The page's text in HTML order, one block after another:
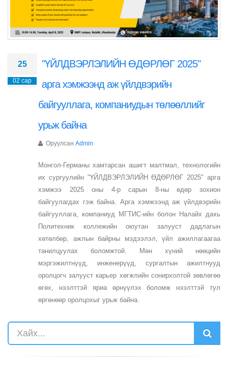
25
02 сар
"ҮЙЛДВЭРЛЭЛИЙН ӨДӨРЛӨГ 2025"
арга хэмжээнд аж үйлдвэрийн
байгууллага, компаниудын төлөөллийг
урьж байна
Оруулсан Admin
Монгол-Германы хамтарсан ашигт малтмал, технологийн
их сургуулийн "ҮЙЛДВЭРЛЭЛИЙН ӨДӨРЛӨГ 2025" арга
хэмжээ 2025 оны 4-р сарын 8-ны өдөр зохион
байгуулагдах гэж байна. Арга хэмжээнд аж үйлдвэрийн
байгууллага, компаниуд МГТИС-ийн болон Налайх дахь
Политехник коллежийн оюутан залууст дадлагын
хөтөлбөр, ажлын байрны мэдээлэл, үйл ажиллагаагаа
танилцуулах боломжтой. Мөн хүний нөөцийн
мэргэжилтнүүд, инженерүүд, сургалтын ажилтнууд
оролцогч залууст карьер хөгжлийн сонирхолтой зөвлөгөө
өгөх, нээлттэй яриа өрнүүлэх боломж нээлттэй тул
өргөнөөр оролцохыг урьж байна.